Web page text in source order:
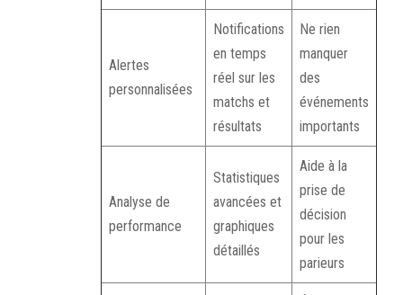
Alertes
personnalisées
Notifications
en temps
réel sur les
matchs et
résultats
Ne rien
manquer
des
événements
importants
Analyse de
performance
Statistiques
avancées et
graphiques
détaillés
Aide à la
prise de
décision
pour les
parieurs